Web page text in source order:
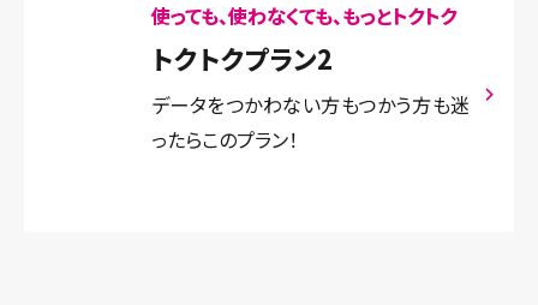
使っても、使わなくても、もっとトクトク
トクトクプラン2
データをつかわない方もつかう方も迷
ったらこのプラン！